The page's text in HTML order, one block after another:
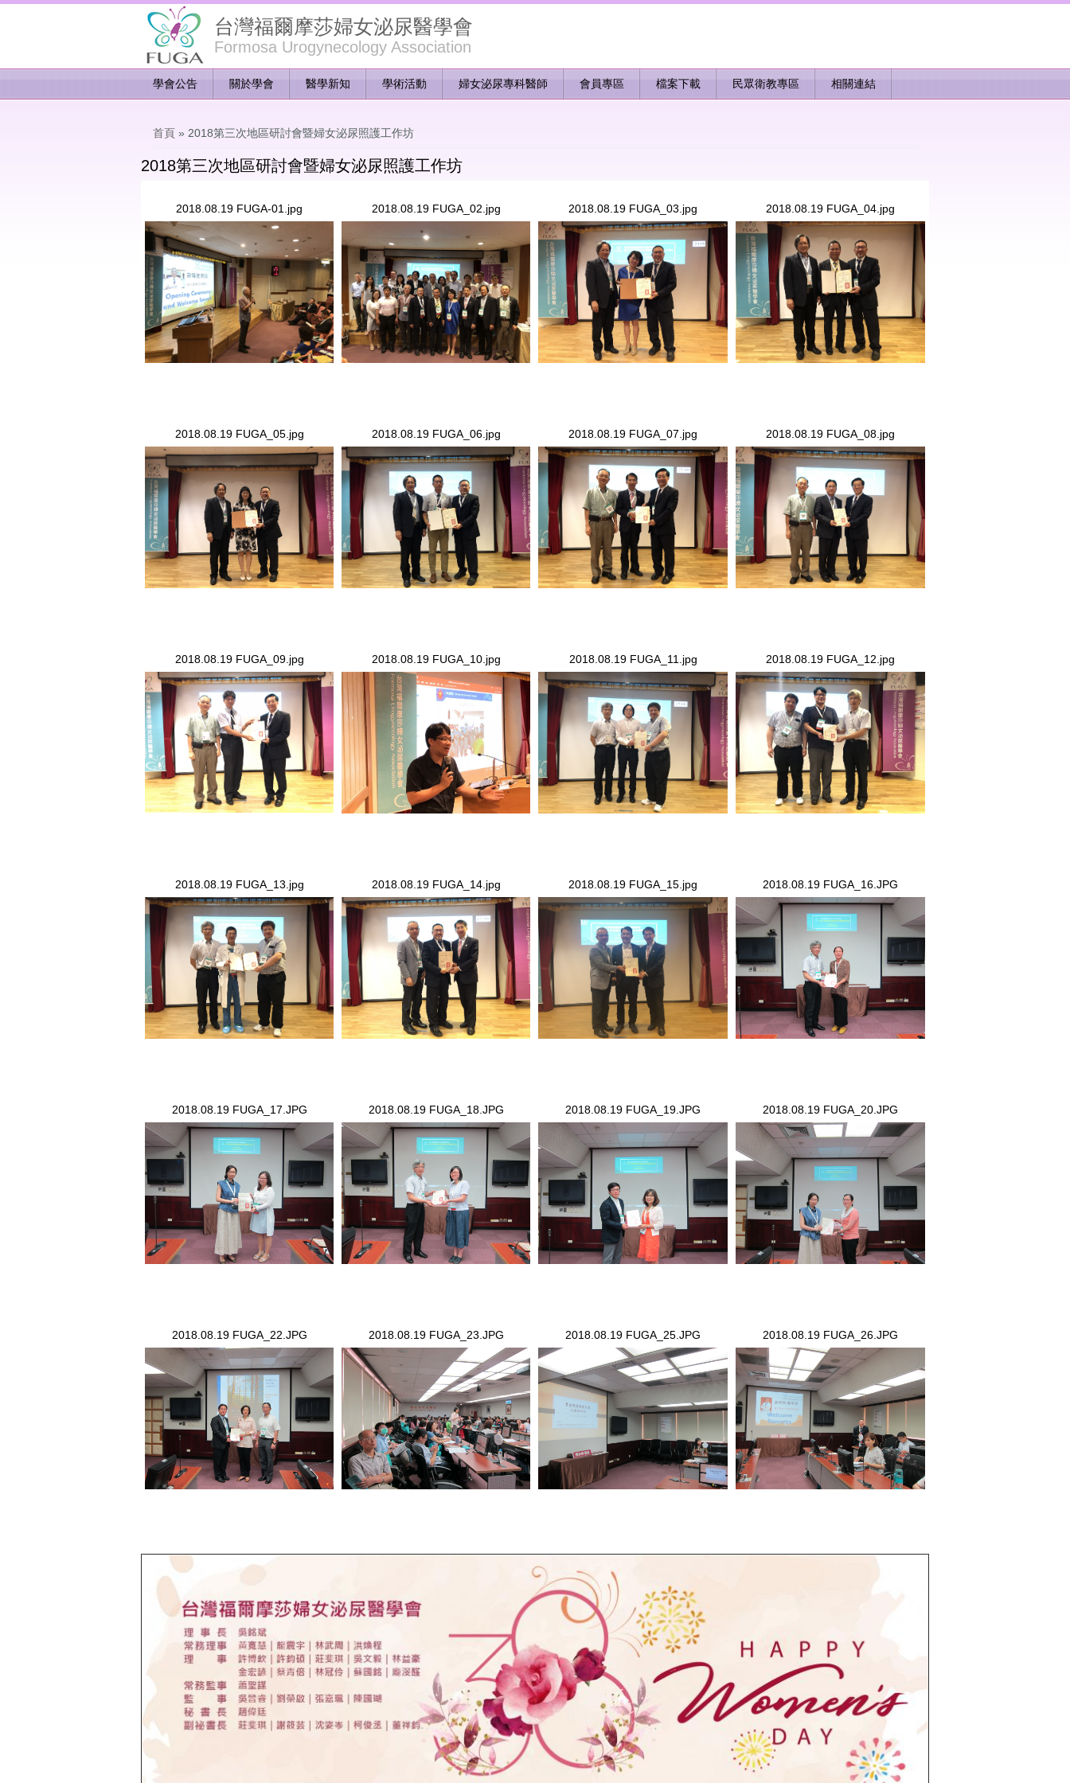
台灣福爾摩莎婦女泌尿醫學會
Formosa Urogynecology Association
學會公告 關於學會 醫學新知 學術活動 婦女泌尿專科醫師 會員專區 檔案下載 民眾衛教專區 相關連結
首頁 » 2018第三次地區研討會暨婦女泌尿照護工作坊
2018第三次地區研討會暨婦女泌尿照護工作坊
2018.08.19 FUGA-01.jpg
2018.08.19 FUGA-01.jpg
2018.08.19 FUGA_02.jpg
2018.08.19 FUGA_02.jpg
2018.08.19 FUGA_03.jpg
2018.08.19 FUGA_03.jpg
2018.08.19 FUGA_04.jpg
2018.08.19 FUGA_04.jpg
2018.08.19 FUGA_05.jpg
2018.08.19 FUGA_05.jpg
2018.08.19 FUGA_06.jpg
2018.08.19 FUGA_06.jpg
2018.08.19 FUGA_07.jpg
2018.08.19 FUGA_07.jpg
2018.08.19 FUGA_08.jpg
2018.08.19 FUGA_08.jpg
2018.08.19 FUGA_09.jpg
2018.08.19 FUGA_09.jpg
2018.08.19 FUGA_10.jpg
2018.08.19 FUGA_10.jpg
2018.08.19 FUGA_11.jpg
2018.08.19 FUGA_11.jpg
2018.08.19 FUGA_12.jpg
2018.08.19 FUGA_12.jpg
2018.08.19 FUGA_13.jpg
2018.08.19 FUGA_13.jpg
2018.08.19 FUGA_14.jpg
2018.08.19 FUGA_14.jpg
2018.08.19 FUGA_15.jpg
2018.08.19 FUGA_15.jpg
2018.08.19 FUGA_16.JPG
2018.08.19 FUGA_16.JPG
2018.08.19 FUGA_17.JPG
2018.08.19 FUGA_17.JPG
2018.08.19 FUGA_18.JPG
2018.08.19 FUGA_18.JPG
2018.08.19 FUGA_19.JPG
2018.08.19 FUGA_19.JPG
2018.08.19 FUGA_20.JPG
2018.08.19 FUGA_20.JPG
2018.08.19 FUGA_22.JPG
2018.08.19 FUGA_22.JPG
2018.08.19 FUGA_23.JPG
2018.08.19 FUGA_23.JPG
2018.08.19 FUGA_25.JPG
2018.08.19 FUGA_25.JPG
2018.08.19 FUGA_26.JPG
2018.08.19 FUGA_26.JPG